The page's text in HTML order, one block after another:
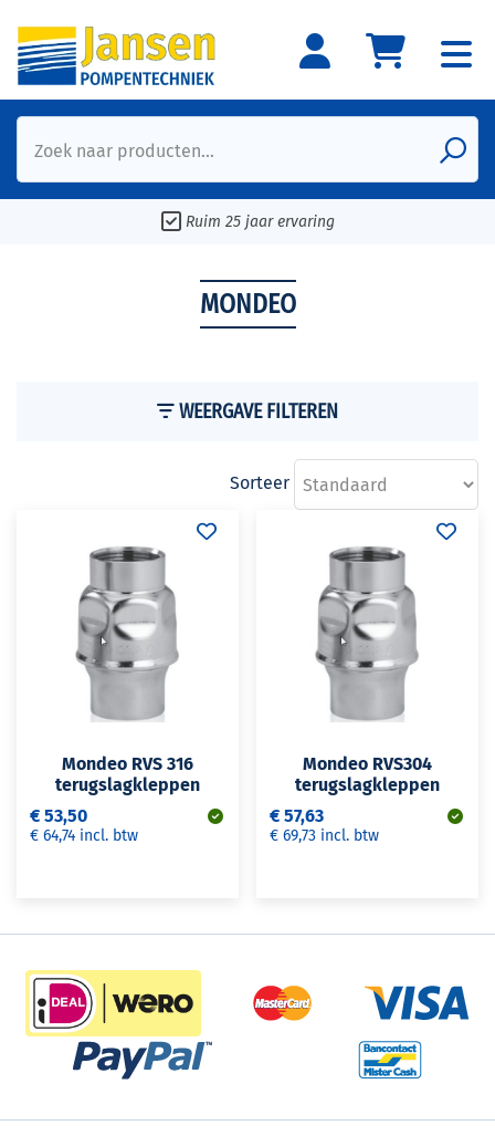
Zoek naar producten...
Ruim 25 jaar ervaring
MONDEO
WEERGAVE FILTEREN
Sorteer
Mondeo RVS 316
terugslagkleppen
€ 53,50
€ 64,74 incl. btw
Mondeo RVS304
terugslagkleppen
€ 57,63
€ 69,73 incl. btw